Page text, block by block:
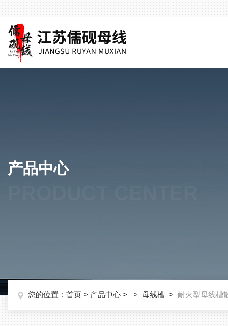
产品中心
您的位置： 首页 > 产品中心 > > 母线槽 > 耐火型母线槽